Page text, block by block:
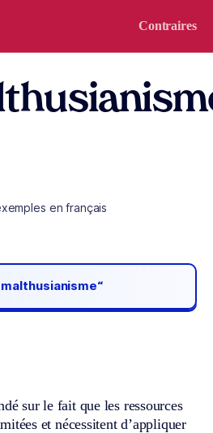
Contraires
en français
sur le fait que les ressources
et nécessitent d’appliquer